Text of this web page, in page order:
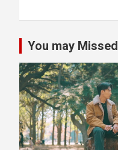
You may Missed